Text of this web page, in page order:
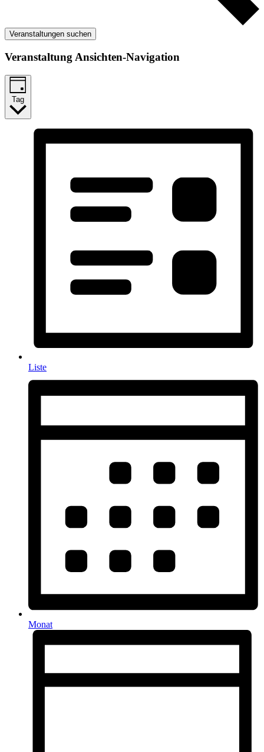
Veranstaltungen suchen
Veranstaltung Ansichten-Navigation
Tag
Liste
Monat